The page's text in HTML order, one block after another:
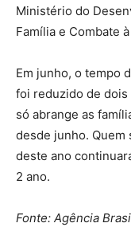
Ministério do
Família e Combate
Em junho, o tempo
foi reduzido de dois
só abrange as
desde junho. Quem
deste ano
2 ano.
Fonte: Agência